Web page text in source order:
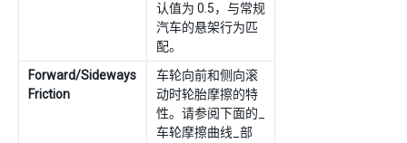
认值为 0.5，与常规
汽车的悬架行为匹
配。
Forward/Sideways
Friction
车轮向前和侧向滚
动时轮胎摩擦的特
性。请参阅下面的_
车轮摩擦曲线_部